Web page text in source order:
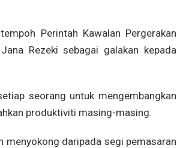
Perintah Kawalan Pergerakan
Rezeki sebagai galakan kepada
seorang untuk mengembangkan
produktiviti masing-masing.
menyokong daripada segi pemasaran